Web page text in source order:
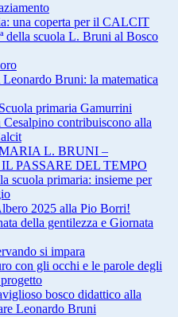
una coperta per il CALCIT
della scuola L. Bruni al Bosco
Leonardo Bruni: la matematica
primaria Gamurrini
contribuiscono alla
L. BRUNI –
PASSARE DEL TEMPO
scuola primaria: insieme per
2025 alla Pio Borri!
della gentilezza e Giornata
si impara
con gli occhi e le parole degli
bosco didattico alla
Leonardo Bruni